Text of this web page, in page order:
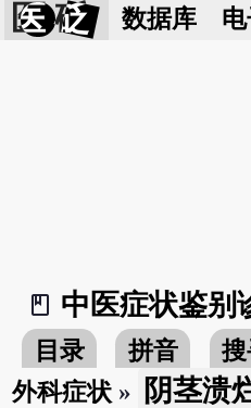
医 砭 数据库
book_2
中医症状鉴别
目录 拼音
外科症状 » 阴茎溃